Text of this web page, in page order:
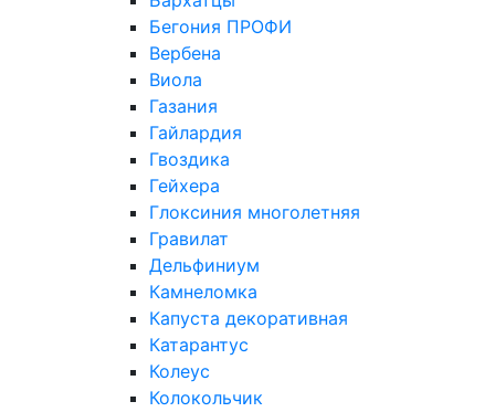
Бегония ПРОФИ
Вербена
Виола
Газания
Гайлардия
Гвоздика
Гейхера
Глоксиния многолетняя
Гравилат
Дельфиниум
Камнеломка
Капуста декоративная
Катарантус
Колеус
Колокольчик